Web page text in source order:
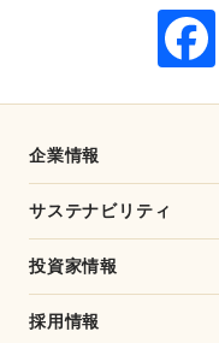
企業情報
サステナビリティ
投資家情報
採用情報